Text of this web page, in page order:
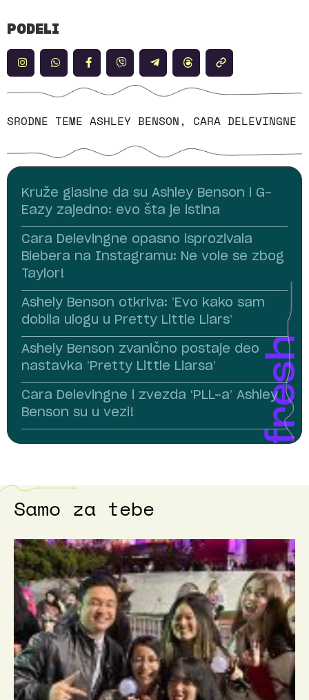
PODELI
SRODNE TEME ASHLEY BENSON, CARA DELEVINGNE
Kruže glasine da su Ashley Benson i G-
Eazy zajedno: evo šta je istina
Cara Delevingne opasno isprozivala
Biebera na Instagramu: Ne vole se zbog
Taylor!
Ashely Benson otkriva: ’Evo kako sam
dobila ulogu u Pretty Little Liars’
Ashely Benson zvanično postaje deo
nastavka ’Pretty Little Liarsa’
Cara Delevingne i zvezda ‘PLL-a’ Ashley
Benson su u vezi!
Samo za tebe